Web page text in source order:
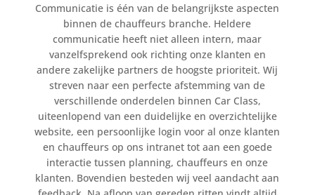
Communicatie is één van de belangrijkste aspecten
binnen de chauffeurs branche. Heldere
communicatie heeft niet alleen intern, maar
vanzelfsprekend ook richting onze klanten en
andere zakelijke partners de hoogste prioriteit. Wij
streven naar een perfecte afstemming van de
verschillende onderdelen binnen Car Class,
uiteenlopend van een duidelijke en overzichtelijke
website, een persoonlijke login voor al onze klanten
en chauffeurs op ons intranet tot aan een goede
interactie tussen planning, chauffeurs en onze
klanten. Bovendien besteden wij veel aandacht aan